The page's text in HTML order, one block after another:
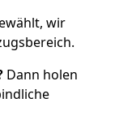
wir
Dann holen